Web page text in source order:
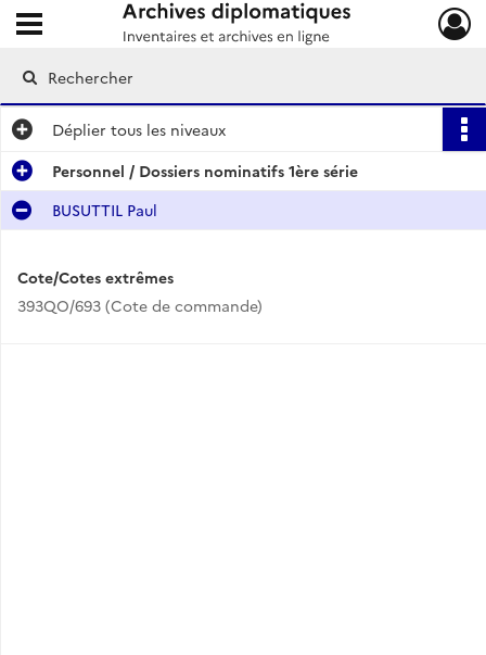
Archives diplomatiques
Ouvrir le menu déroulant
Déplier tous les niveaux
Personnel / Dossiers nominatifs 1ère série
BUSUTTIL Paul
Cote/Cotes extrêmes
393QO/693 (Cote de commande)